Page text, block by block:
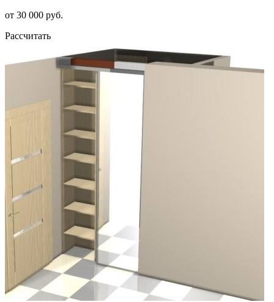
от 30 000 руб.
Рассчитать